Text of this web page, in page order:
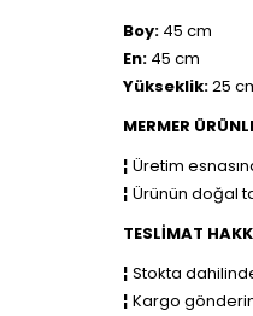
Boy: 45 cm
En: 45 cm
Yükseklik:25
MERMER
¦ Üretim
¦ Ürünün doğal
TESLİMAT
¦ Stokta
¦ Kargo